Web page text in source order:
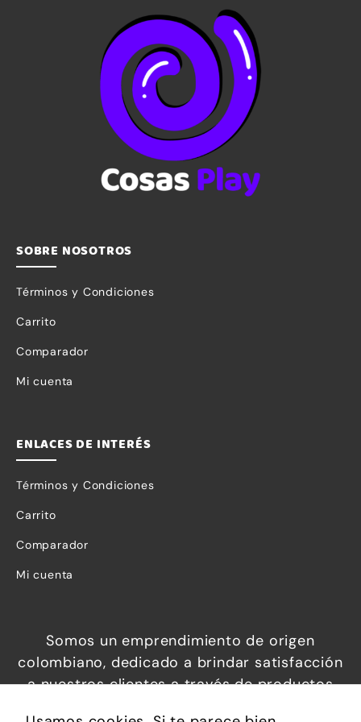
SOBRE NOSOTROS
Términos y Condiciones
Carrito
Comparador
Mi cuenta
ENLACES DE INTERÉS
Términos y Condiciones
Carrito
Comparador
Mi cuenta
Somos un emprendimiento de origen
colombiano, dedicado a brindar satisfacción
a nuestros clientes a través de productos
Necesarias
Estas